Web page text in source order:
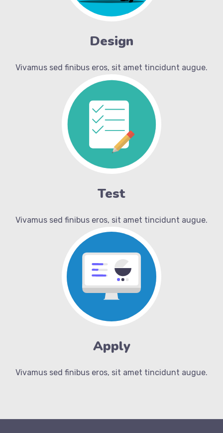
Design
Vivamus sed finibus eros, sit amet tincidunt augue.
Test
Vivamus sed finibus eros, sit amet tincidunt augue.
Apply
Vivamus sed finibus eros, sit amet tincidunt augue.